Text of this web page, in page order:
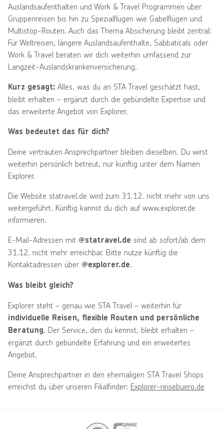
Auslandsaufenthalten und Work & Travel Programmen über
Gruppenreisen bis hin zu Spezialflügen wie Gabelflügen und
Multistop-Routen. Auch das Thema Absicherung bleibt zentral:
Für Weltreisen, längere Auslandsaufenthalte, Sabbaticals oder
Work & Travel beraten wir dich weiterhin umfassend zur
Langzeit-Auslandskrankenversicherung.
Kurz gesagt: Alles, was du an STA Travel geschätzt hast,
bleibt erhalten – ergänzt durch die gebündelte Expertise und
das erweiterte Angebot von Explorer.
Was bedeutet das für dich?
Deine vertrauten Ansprechpartner bleiben dieselben. Du wirst
weiterhin persönlich betreut, nur künftig unter dem Namen
Explorer.
Die Website statravel.de wird zum 31.12. nicht mehr von uns
weitergeführt. Künftig kannst du dich auf www.explorer.de
informieren.
E-Mail-Adressen mit @statravel.de sind ab sofort/ab dem
31.12. nicht mehr erreichbar. Bitte nutze künftig die
Kontaktadressen über @explorer.de.
Was bleibt gleich?
Explorer steht – genau wie STA Travel – weiterhin für
individuelle Reisen, flexible Routen und persönliche
Beratung. Der Service, den du kennst, bleibt erhalten –
ergänzt durch gebündelte Erfahrung und ein erweitertes
Angebot.
Deine Ansprechpartner in den ehemaligen STA Travel Shops
erreichst du über unseren Filialfinder: Explorer-reisebuero.de